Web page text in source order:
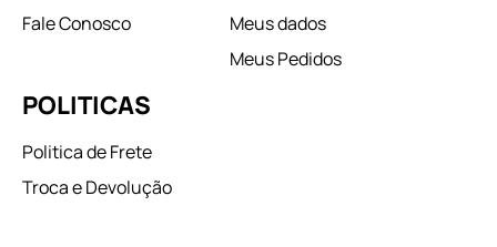
Fale Conosco
Meus dados
Meus Pedidos
POLITICAS
Politica de Frete
Troca e Devolução